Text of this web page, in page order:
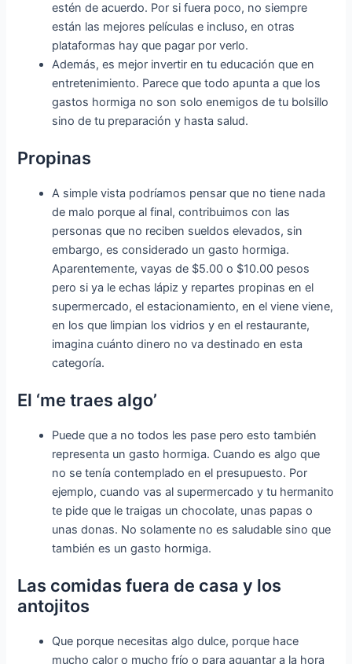
estén de acuerdo. Por si fuera poco, no siempre
están las mejores películas e incluso, en otras
plataformas hay que pagar por verlo.
Además, es mejor invertir en tu educación que en
entretenimiento. Parece que todo apunta a que los
gastos hormiga no son solo enemigos de tu bolsillo
sino de tu preparación y hasta salud.
Propinas
A simple vista podríamos pensar que no tiene nada
de malo porque al final, contribuimos con las
personas que no reciben sueldos elevados, sin
embargo, es considerado un gasto hormiga.
Aparentemente, vayas de $5.00 o $10.00 pesos
pero si ya le echas lápiz y repartes propinas en el
supermercado, el estacionamiento, en el viene viene,
en los que limpian los vidrios y en el restaurante,
imagina cuánto dinero no va destinado en esta
categoría.
El ‘me traes algo’
Puede que a no todos les pase pero esto también
representa un gasto hormiga. Cuando es algo que
no se tenía contemplado en el presupuesto. Por
ejemplo, cuando vas al supermercado y tu hermanito
te pide que le traigas un chocolate, unas papas o
unas donas. No solamente no es saludable sino que
también es un gasto hormiga.
Las comidas fuera de casa y los
antojitos
Que porque necesitas algo dulce, porque hace
mucho calor o mucho frío o para aguantar a la hora